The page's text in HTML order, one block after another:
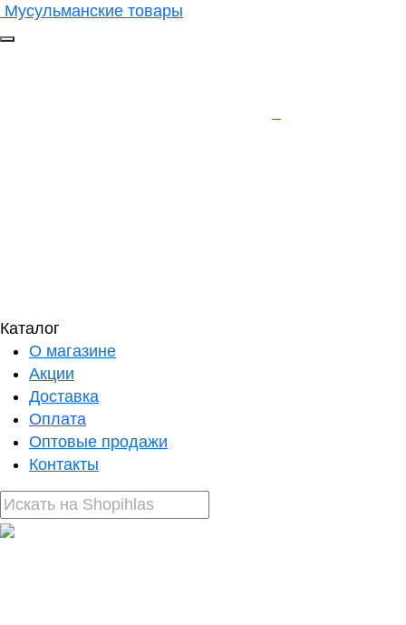
Мусульманские товары
Каталог
О магазине
Акции
Доставка
Оплата
Оптовые продажи
Контакты